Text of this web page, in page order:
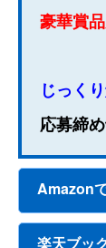
豪華賞
じっく
応募締
Amazon
楽天ブッ